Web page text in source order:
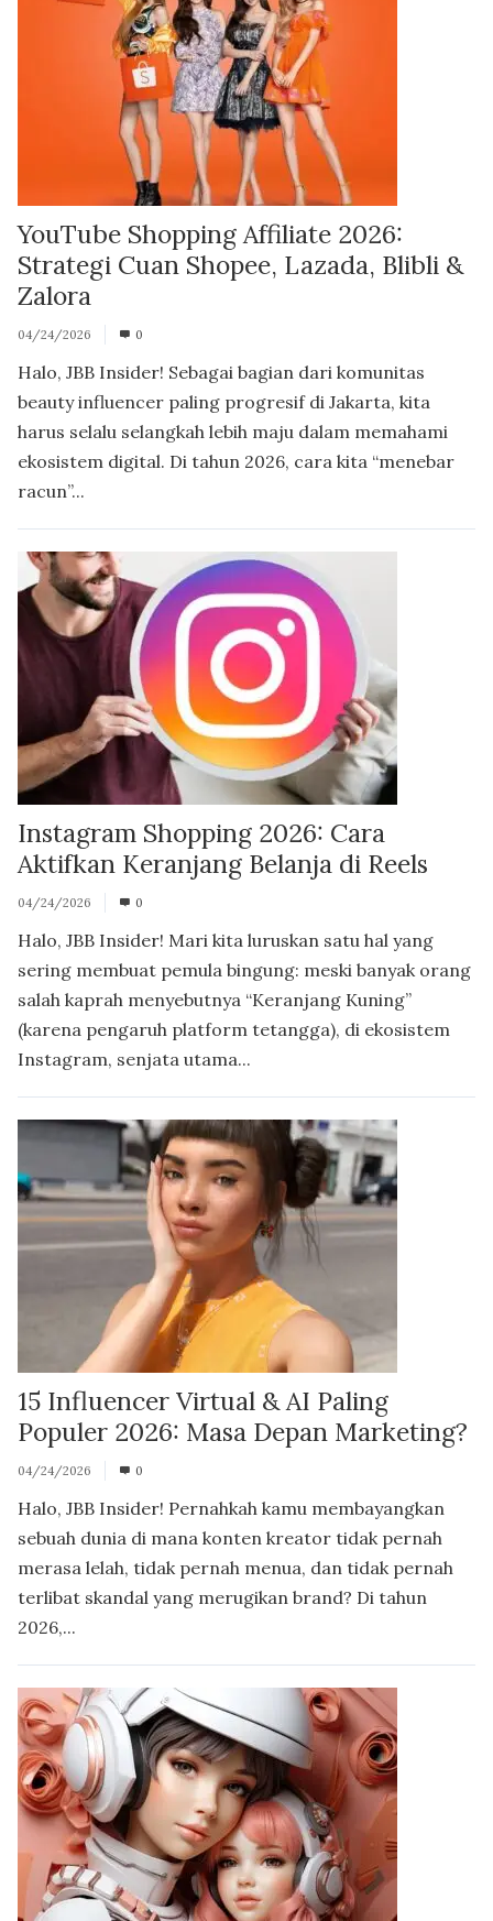
YouTube Shopping Affiliate 2026:
Strategi Cuan Shopee, Lazada, Blibli &
Zalora
04/24/2026 0
Halo, JBB Insider! Sebagai bagian dari komunitas
beauty influencer paling progresif di Jakarta, kita
harus selalu selangkah lebih maju dalam memahami
ekosistem digital. Di tahun 2026, cara kita “menebar
racun”...
Instagram Shopping 2026: Cara
Aktifkan Keranjang Belanja di Reels
04/24/2026 0
Halo, JBB Insider! Mari kita luruskan satu hal yang
sering membuat pemula bingung: meski banyak orang
salah kaprah menyebutnya “Keranjang Kuning”
(karena pengaruh platform tetangga), di ekosistem
Instagram, senjata utama...
15 Influencer Virtual & AI Paling
Populer 2026: Masa Depan Marketing?
04/24/2026 0
Halo, JBB Insider! Pernahkah kamu membayangkan
sebuah dunia di mana konten kreator tidak pernah
merasa lelah, tidak pernah menua, dan tidak pernah
terlibat skandal yang merugikan brand? Di tahun
2026,...